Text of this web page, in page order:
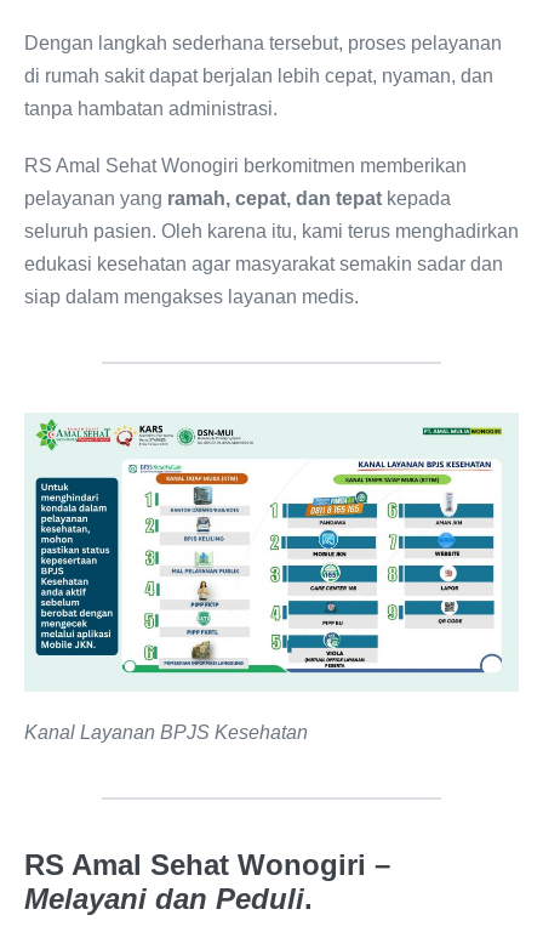
Dengan langkah sederhana tersebut, proses pelayanan
di rumah sakit dapat berjalan lebih cepat, nyaman, dan
tanpa hambatan administrasi.
RS Amal Sehat Wonogiri berkomitmen memberikan
pelayanan yang ramah, cepat, dan tepat kepada
seluruh pasien. Oleh karena itu, kami terus menghadirkan
edukasi kesehatan agar masyarakat semakin sadar dan
siap dalam mengakses layanan medis.
Kanal Layanan BPJS Kesehatan
RS Amal Sehat Wonogiri –
Melayani dan Peduli.